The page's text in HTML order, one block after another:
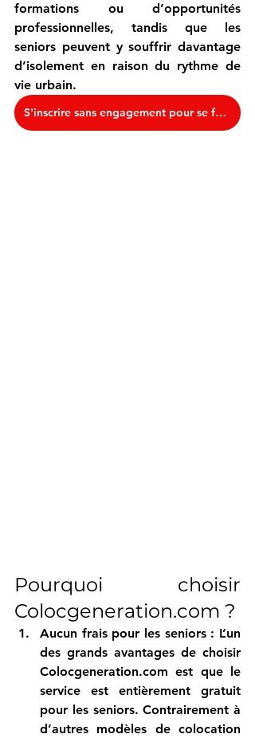
formations ou d’opportunités
professionnelles, tandis que les
seniors peuvent y souffrir davantage
d’isolement en raison du rythme de
vie urbain.
S'inscrire sans engagement pour se faire rappeler
Colocgeneration.com ?
Aucun frais pour les seniors : L’un
Colocgeneration.com est que le
service est entièrement gratuit
pour les seniors. Contrairement à
d’autres modèles de colocation